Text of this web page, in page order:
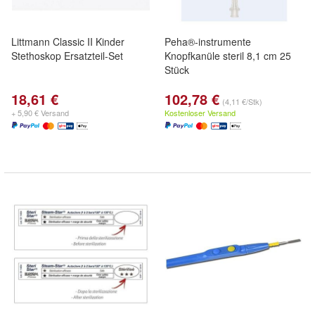
Littmann Classic II Kinder
Stethoskop Ersatzteil-Set
18,61 €
+ 5,90 € Versand
Peha®-instrumente
Knopfkanüle steril 8,1 cm 25
Stück
102,78 € (4,11 €/Stk)
Kostenloser Versand